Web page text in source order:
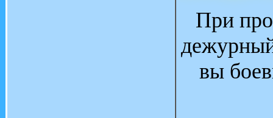
При
вы